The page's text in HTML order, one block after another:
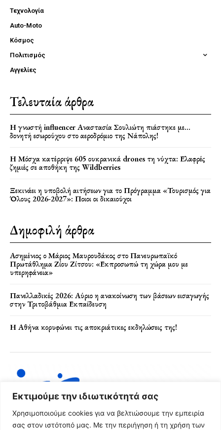
Εκτιμούμε την ιδιωτικότητά σας
Χρησιμοποιούμε cookies για να βελτιώσουμε την εμπειρία
σας στον ιστότοπό μας. Με την περιήγηση ή τη χρήση των
Τεχνολογία
Auto-Moto
Κόσμος
Πολιτισμός
Αγγελίες
Τελευταία άρθρα
Η γνωστή influencer Αναστασία Σουλιώτη πιάστηκε με…
δονητή εσωρούχου στο αεροδρόμιο της Νάπολης!
Η Μόσχα κατέρριψε 605 ουκρανικά drones τη νύχτα: Ελαφρές
ζημιές σε αποθήκη της Wildberries
Ξεκινάει η υποβολή αιτήσεων για το Πρόγραμμα «Τουρισμός για
Όλους 2026-2027»: Ποιοι οι δικαιούχοι
Δημοφιλή άρθρα
Ασημένιος ο Μάριος Μαυρουδάκος στο Πανευρωπαϊκό
Πρωτάθλημα Ζίου Ζίτσου: «Εκπροσωπώ τη χώρα μου με
υπερηφάνεια»
Πανελλαδικές 2026: Αύριο η ανακοίνωση των βάσεων εισαγωγής
στην Τριτοβάθμια Εκπαίδευση
Η Αθήνα κορυφώνει τις αποκριάτικες εκδηλώσεις της!